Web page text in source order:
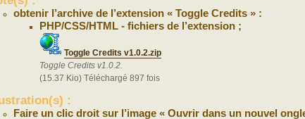
obtenir l’archive de l’extension « Toggle Credits » :
PHP/CSS/HTML - fichiers de l’extension ;
Toggle Credits v1.0.2.zip
Toggle Credits v1.0.2.
(15.37 Kio) Téléchargé 897 fois
:
Faire un clic droit sur l’image « Ouvrir dans un nouvel